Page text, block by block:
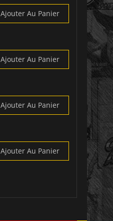
Ajouter Au Panier
Ajouter Au Panier
Ajouter Au Panier
Ajouter Au Panier